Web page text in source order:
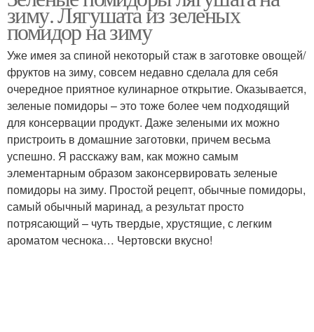
волшебной заливке
зиму. Лягушата из зеленых
помидор на зиму
Уже имея за спиной некоторый стаж в заготовке овощей/
фруктов на зиму, совсем недавно сделала для себя
очередное приятное кулинарное открытие. Оказывается,
зеленые помидоры – это тоже более чем подходящий
для консервации продукт. Даже зелеными их можно
пристроить в домашние заготовки, причем весьма
успешно. Я расскажу вам, как можно самым
элементарным образом законсервировать зеленые
помидоры на зиму. Простой рецепт, обычные помидоры,
самый обычный маринад, а результат просто
потрясающий – чуть твердые, хрустящие, с легким
ароматом чеснока… Чертовски вкусно!